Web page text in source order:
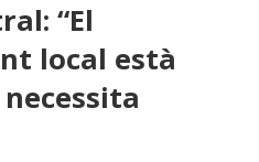
“El
local està